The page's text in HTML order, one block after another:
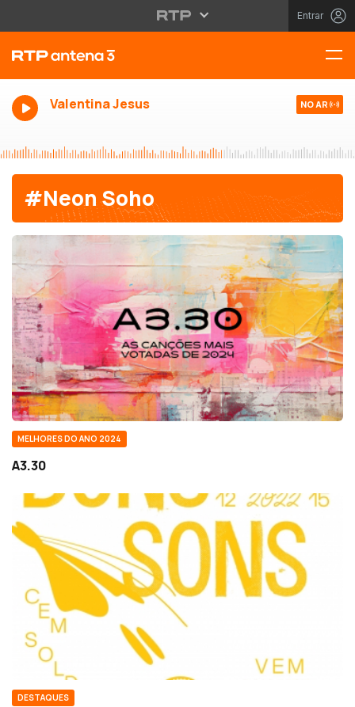
Entrar
Valentina Jesus NO AR
#Neon Soho
MELHORES DO ANO 2024
A3.30
DESTAQUES